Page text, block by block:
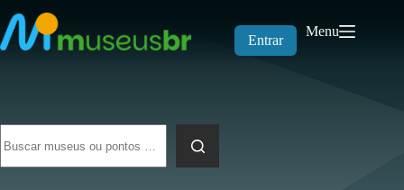
para
o
conteúdo
Entrar
Menu
resultados